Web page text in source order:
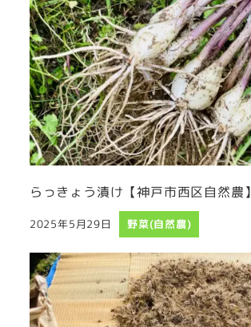
らっきょう漬け【神戸市西区自然農】
投稿日
2025年5月29日 野菜(自然農)